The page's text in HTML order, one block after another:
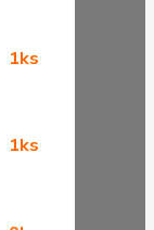
1ks
1ks